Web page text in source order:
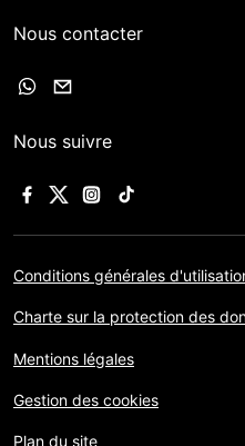
Nous contacter
Nous suivre
Conditions générales
Charte sur la protection des
Mentions légales
Gestion des cookies
Plan du site